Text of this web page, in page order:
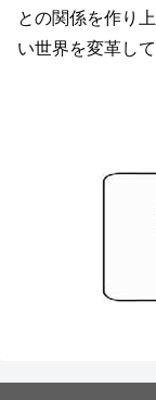
との関係を作り
い世界を変革し